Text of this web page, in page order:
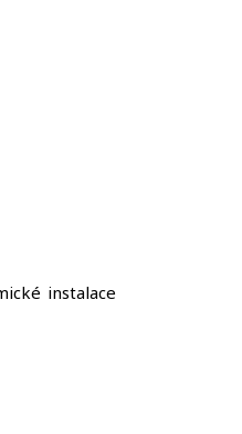
instalace